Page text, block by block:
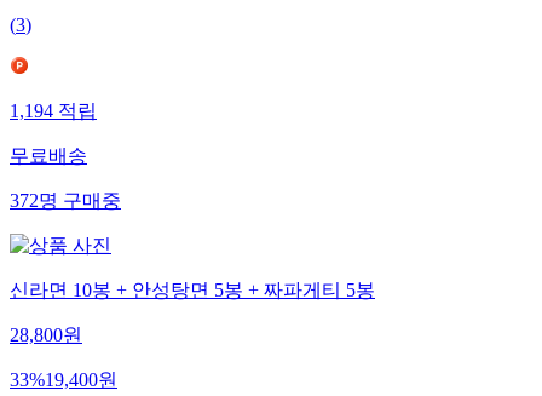
(3)
1,194적립
무료배송
372명구매중
신라면 10봉 + 안성탕면 5봉 + 짜파게티 5봉
28,800원
33%19,400원